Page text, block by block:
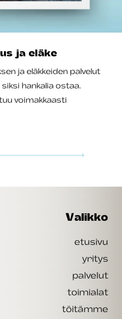
ja eläke
ja eläkkeiden palvelut
hankalia ostaa.
voimakkaasti
Valikko
etusivu
yritys
palvelut
toimialat
töitämme